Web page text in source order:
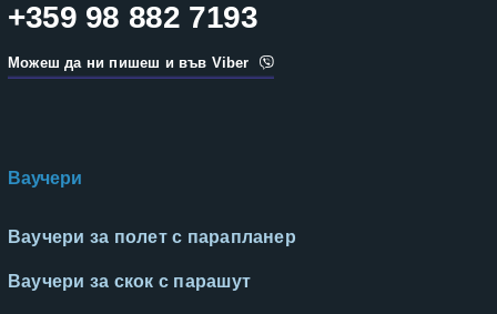
+359 98 882 7193
Можеш да ни пишеш и във Viber
Ваучери
Ваучери за полет с парапланер
Ваучери за скок с парашут